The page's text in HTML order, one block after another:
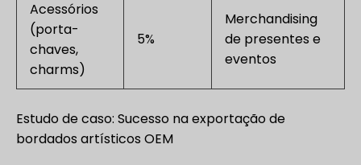
Acessórios
(porta-
chaves,
charms)
5%
Merchandising
de presentes e
eventos
Estudo de caso: Sucesso na exportação de
bordados artísticos OEM